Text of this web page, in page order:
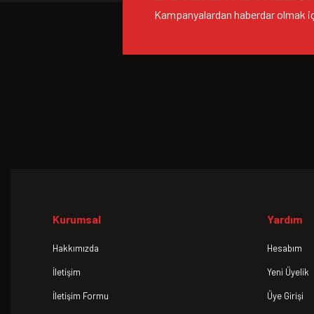
Kampanyalardan haberdar olmak
Kurumsal
Hakkımızda
İletişim
İletişim Formu
Yardım
Hesabım
Yeni Üyelik
Üye Girişi